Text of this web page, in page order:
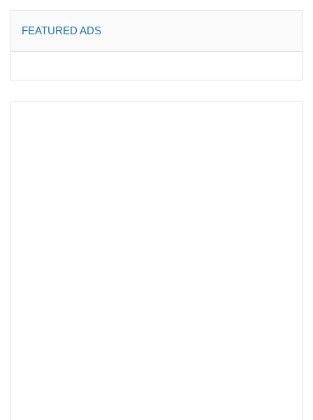
FEATURED ADS